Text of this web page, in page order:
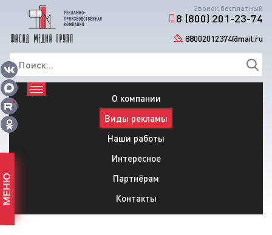
Звонок бесплатный
8 (800) 201-23-74
88002012374@mail.ru
О компании
Виды рекламы
Наши работы
Интересное
Партнёрам
Контакты
МЕНЮ